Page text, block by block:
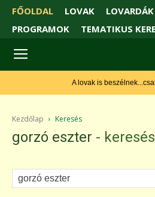
FŐOLDAL LOVAK LOVARDÁK
PROGRAMOK
TEMATIKUS
A lovak is beszélnek...csak
Kezdőlap Keresés
gorzó eszter -